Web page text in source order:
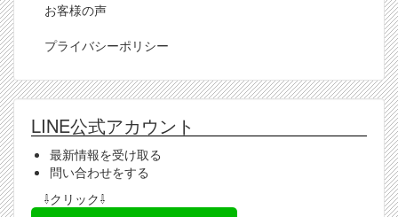
お客様の声
プライバシーポリシー
LINE公式アカウント
最新情報を受け取る
問い合わせをする
⇩クリック⇩